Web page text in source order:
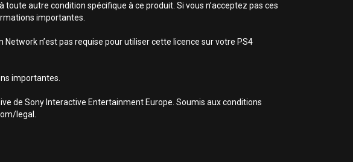
autre condition spécifique à ce produit. Si vous n’acceptez pas ces
importantes.
n’est pas requise pour utiliser cette licence sur votre PS4
importantes.
de Sony Interactive Entertainment Europe. Soumis aux conditions
legal.